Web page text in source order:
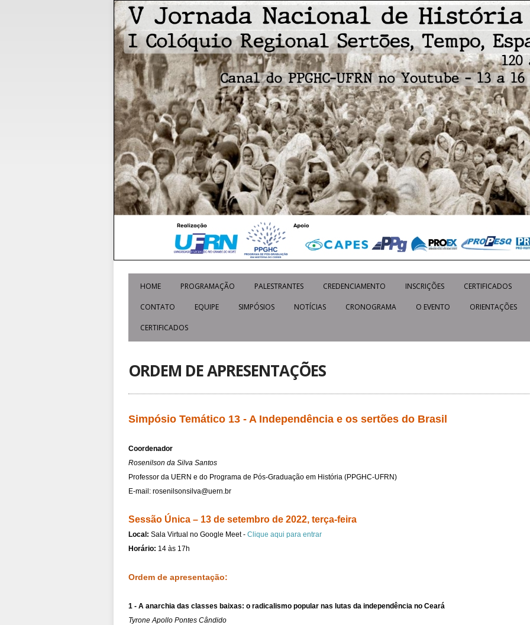
HOME PROGRAMAÇÃO PALESTRANTES CREDENCIAMENTO INSCRIÇÕES CERTIFICADOS
CONTATO EQUIPE SIMPÓSIOS NOTÍCIAS CRONOGRAMA O EVENTO ORIENTAÇÕES
CERTIFICADOS
ORDEM DE APRESENTAÇÕES
Simpósio Temático 13 - A Independência e os sertões do Brasil
Coordenador
Rosenilson da Silva Santos
Professor da UERN e do Programa de Pós-Graduação em História (PPGHC-UFRN)
E-mail: rosenilsonsilva@uern.br
Sessão Única – 13 de setembro de 2022, terça-feira
Local: Sala Virtual no Google Meet - Clique aqui para entrar
Horário: 14 às 17h
Ordem de apresentação:
1 - A anarchia das classes baixas: o radicalismo popular nas lutas da independência no Ceará
Tyrone Apollo Pontes Cândido